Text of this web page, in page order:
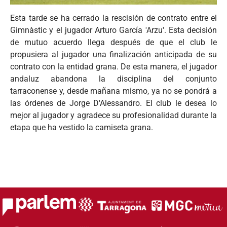
Esta tardese ha cerrado la rescisión de contrato entreel
Gimnàstic y el jugadorArturo García 'Arzu'. Esta decisión
de mutuo acuerdo llega despuésdeque el club le
propusiera al jugador una finalización anticipada desu
contrato con laentidad grana. De esta manera, el jugador
andaluz
abandona la disciplina del conjunto
tarraconense y, desde mañana mismo, ya no se pondrá a
las órdenesde Jorge D'Alessandro. El club ledesea lo
mejoral jugadory agradece su profesionalidad durantela
etapa que ha vestido la camiseta grana.